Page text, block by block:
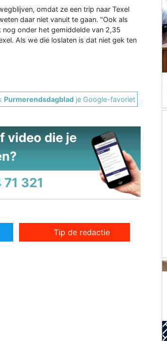
omdat ze een trip naar Texel
daar niet vanuit te gaan. "Ook als
onder het gemiddelde van 2,35
Als we die loslaten is dat niet gek ten
Purmerendsdagblad je Google-favoriet
video die je
321
Tip de redactie